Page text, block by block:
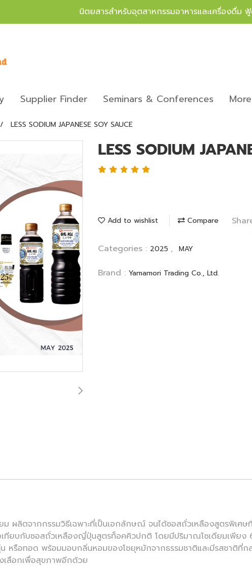
นิตยสารสำหรับอุตสาหกรรมอาหารและเครื่องดื่ม
Supplier Finder Seminars & Conferences More
LESS SODIUM JAPANESE SOY SAUCE
LESS SODIUM
Add to wishlist Compare
Categories : 2025 , MAY
Brand : Yamamori Trading Co., Ltd.
ากกรรมวิธีเฉพาะที่เป็นเอกลักษณ์ จนได้ซอสถั่วเหลืองสูตรพิเศษที่ป
ทียบกับซอสถั่วเหลืองญี่ปุ่นสูตรท็อคคิวปกติ โดยมีปริมาณโซเดียมเพียง
หรือทอด พร้อมมอบกลิ่นหอมของโชยุหมักจากธรรมชาติและมีรสชาติที่
ลือกเพื่อสุขภาพอีกด้วย